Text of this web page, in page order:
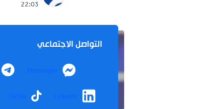
22:03
التواصل الاجتماعي
Messenger
LinkedIn
TikTok